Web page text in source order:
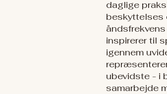
daglige
beskyttelses
inspirerer til
igennem
ubevidste - i
samarbejde